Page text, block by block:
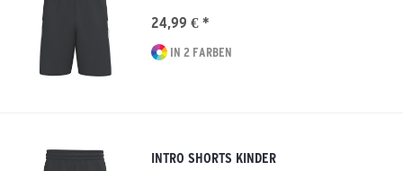
24,99 € *
IN 2 FARBEN
INTRO SHORTS KINDER